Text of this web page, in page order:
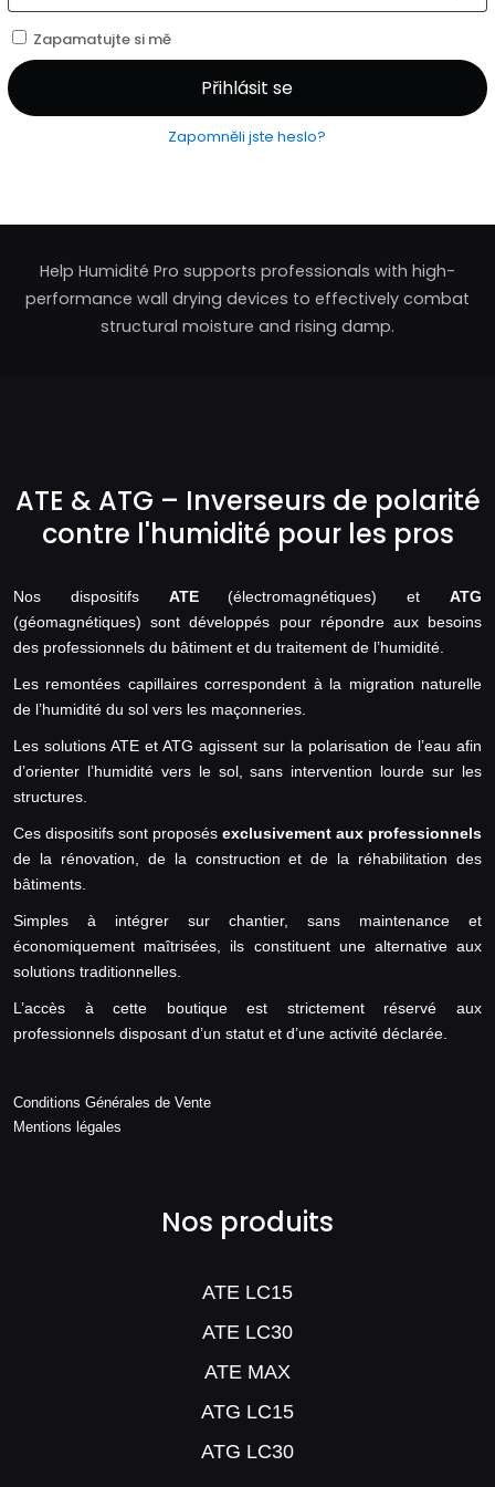
Zapamatujte si mě
Přihlásit se
Zapomněli jste heslo?
Help Humidité Pro supports professionals with high-
performance wall drying devices to effectively combat
structural moisture and rising damp.
ATE & ATG – Inverseurs de polarité
contre l'humidité pour les pros
Nos dispositifs ATE(électromagnétiques) etATG
(géomagnétiques) sont développés pour répondre aux besoins
des professionnels du bâtiment et du traitement de l’humidité.
Les remontées capillaires correspondent à la migration naturelle
de l’humidité du sol vers les maçonneries.
Les solutions ATE et ATG agissent sur la polarisation de l’eau afin
d’orienter l’humidité vers le sol, sans intervention lourde sur les
structures.
Ces dispositifs sont proposés exclusivement aux professionnels
de la rénovation, de la construction et de la réhabilitation des
bâtiments.
Simples à intégrer sur chantier, sans maintenance et
économiquement maîtrisées, ils constituent une alternative aux
solutions traditionnelles.
L’accès à cette boutique est strictement réservé aux
professionnels disposant d’un statut et d’une activité déclarée.
Conditions Générales de Vente
Mentions légales
Nos produits
ATE LC15
ATE LC30
ATE MAX
ATG LC15
ATG LC30